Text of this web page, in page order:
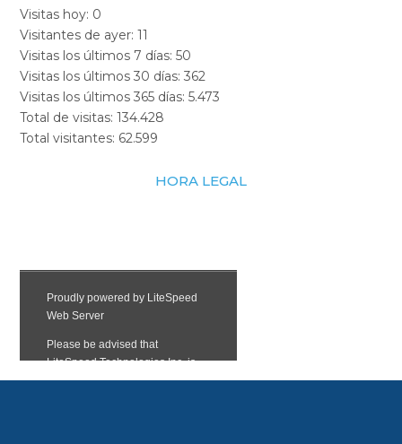
Visitas hoy: 0
Visitantes de ayer:11
Visitas los últimos 7 días:50
Visitas los últimos 30 días:362
Visitas los últimos 365 días:5.473
Total de visitas:134.428
Total visitantes: 62.599
HORA LEGAL